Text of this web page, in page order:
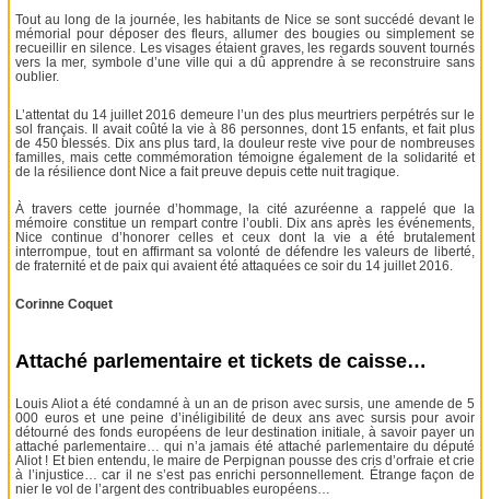
Tout au long de la journée, les habitants de Nice se sont succédé devant le
mémorial pour déposer des fleurs, allumer des bougies ou simplement se
recueillir en silence. Les visages étaient graves, les regards souvent tournés
vers la mer, symbole d’une ville qui a dû apprendre à se reconstruire sans
oublier.
L’attentat du 14 juillet 2016 demeure l’un des plus meurtriers perpétrés sur le
sol français. Il avait coûté la vie à 86 personnes, dont 15 enfants, et fait plus
de 450 blessés. Dix ans plus tard, la douleur reste vive pour de nombreuses
familles, mais cette commémoration témoigne également de la solidarité et
de la résilience dont Nice a fait preuve depuis cette nuit tragique.
À travers cette journée d’hommage, la cité azuréenne a rappelé que la
mémoire constitue un rempart contre l’oubli. Dix ans après les événements,
Nice continue d’honorer celles et ceux dont la vie a été brutalement
interrompue, tout en affirmant sa volonté de défendre les valeurs de liberté,
de fraternité et de paix qui avaient été attaquées ce soir du 14 juillet 2016.
Corinne Coquet
Attaché parlementaire et tickets de caisse…
Louis Aliot a été condamné à un an de prison avec sursis, une amende de 5
000 euros et une peine d’inéligibilité de deux ans avec sursis pour avoir
détourné des fonds européens de leur destination initiale, à savoir payer un
attaché parlementaire… qui n’a jamais été attaché parlementaire du député
Aliot ! Et bien entendu, le maire de Perpignan pousse des cris d’orfraie et crie
à l’injustice… car il ne s’est pas enrichi personnellement. Étrange façon de
nier le vol de l’argent des contribuables européens…